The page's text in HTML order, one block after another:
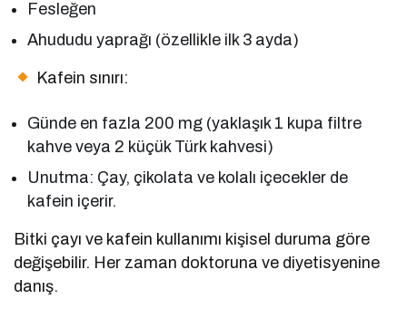
Fesleğen
Ahududu yaprağı (özellikle ilk 3 ayda)
Kafein sınırı:
Günde en fazla 200 mg (yaklaşık 1 kupa filtre
kahve veya 2 küçük Türk kahvesi)
Unutma: Çay, çikolata ve kolalı içecekler de
kafein içerir.
Bitki çayı ve kafein kullanımı kişisel duruma göre
değişebilir. Her zaman doktoruna ve diyetisyenine
danış.